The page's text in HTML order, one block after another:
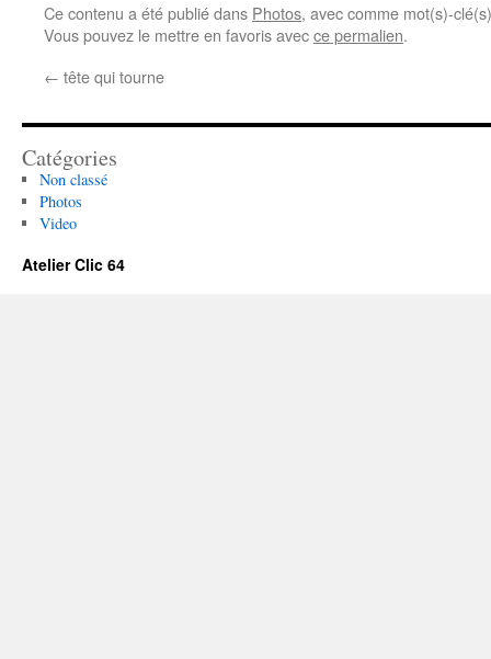
Ce contenu a été publié dans Photos, avec comme mot(s)-
Vous pouvez le mettre en favoris avecce permalien.
← tête qui tourne
Catégories
Non classé
Photos
Video
Atelier Clic 64